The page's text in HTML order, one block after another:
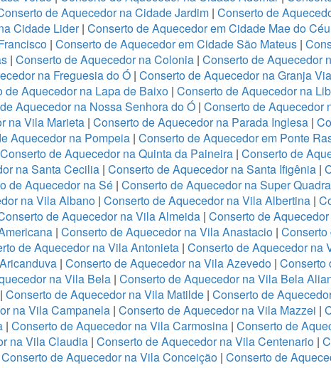
de Aquecedor na Cidade Jardim | Conserto de
Cidade Lider| Conserto de Aquecedor em Cidade Mae do Céu
| Conserto de Aquecedor em Cidade São Mateus |
| Conserto de Aquecedor na Colonia| Conserto de Aquecedor
na Freguesia do Ó| Conserto de Aquecedor na Granja
de Aquecedor na Lapa de Baixo | Conserto de Aquecedor na
Aquecedor na Nossa Senhora do Ó| Conserto de Aquecedor
na Vila Marieta | Conserto de Aquecedor na Parada Inglesa |
Aquecedor na Pompeia | Conserto de Aquecedor em Ponte
Conserto de Aquecedor na Quinta da Paineira| Conserto de
na Santa Cecilia| Conserto de Aquecedor na Santa Ifigênia |
de Aquecedor na Sé| Conserto de Aquecedor na Super
na Vila Albano | Conserto de Aquecedor na Vila Albertina |
de Aquecedor na Vila Almeida | Conserto de
| Conserto de Aquecedor na Vila Anastacio|
de Aquecedor na Vila Antonieta | Conserto de Aquecedor na
| Conserto de Aquecedor na Vila Azevedo | Conserto
na Vila Bela | Conserto de Aquecedor na Vila Bela
| Conserto de Aquecedor na Vila Matilde | Conserto de
na Vila Campanela | Conserto de Aquecedor na Vila Mazzei |
| Conserto de Aquecedor na Vila Carmosina | Conserto de
na Vila Claudia | Conserto de Aquecedor na Vila Centenario |
Conserto de Aquecedor na Vila Conceição| Conserto de